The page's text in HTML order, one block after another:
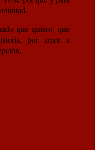
que quiero, que
por amor a